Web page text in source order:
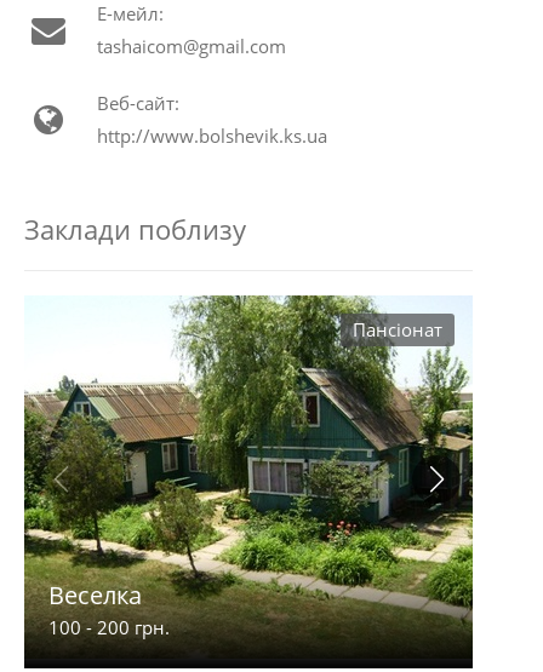
Е-мейл:
tashaicom@gmail.com
Веб-сайт:
http://www.bolshevik.ks.ua
Заклади поблизу
Пансіонат
Веселка
100 - 200 грн.